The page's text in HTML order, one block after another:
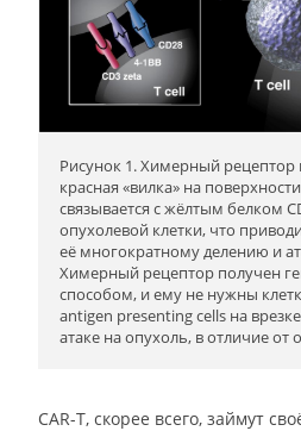
Рисунок 1. Химерный рецептор
красная «вилка» на
связывается с жёлтым белком
опухолевой клетки, что
её многократному делению и
Химерный рецептор получен
способом, и ему не нужны
antigen presenting cells на
атаке на опухоль, в отличие от
CAR-T, скорее всего, займут